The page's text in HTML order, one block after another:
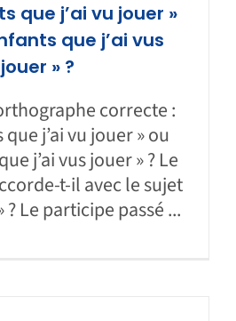
que j’ai vu jouer »
que j’ai vus
jouer » ?
correcte :
j’ai vu jouer » ou
j’ai vus jouer » ? Le
t-il avec le sujet
? Le participe passé ...